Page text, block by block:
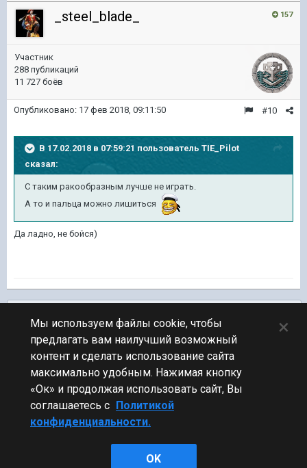
157
_steel_blade_
Участник
288 публикаций
11 727 боёв
#10
Опубликовано: 17 фев 2018, 09:11:50
В 17.02.2018 в 07:59:21 пользователь TIE_Pilot
сказал:
C таким ракообразным лучше не играть.
А то и пальца можно лишиться
Да ладно, не бойся)
ПЕРЕЙТИ К СПИСКУ ТЕМ
Юмор
Стиль
Мы используем файлы cookie, чтобы
предлагать вам наилучший возможный
контент и сделать использование сайта
максимально удобным. Нажимая кнопку
«Ок» и продолжая использовать сайт, Вы
соглашаетесь с Политикой
конфиденциальности.
OK
×